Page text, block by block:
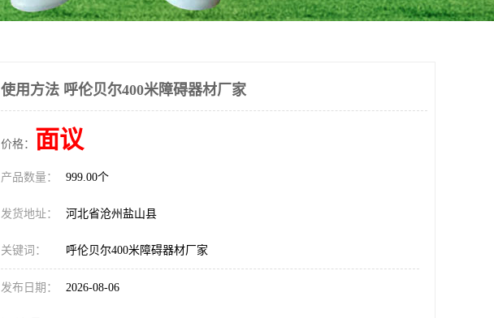
使用方法 呼伦贝尔400米障碍器材厂家
价格： 面议
产品数量： 999.00个
发货地址： 河北省沧州盐山县
关键词： 呼伦贝尔400米障碍器材厂家
发布日期： 2026-08-06